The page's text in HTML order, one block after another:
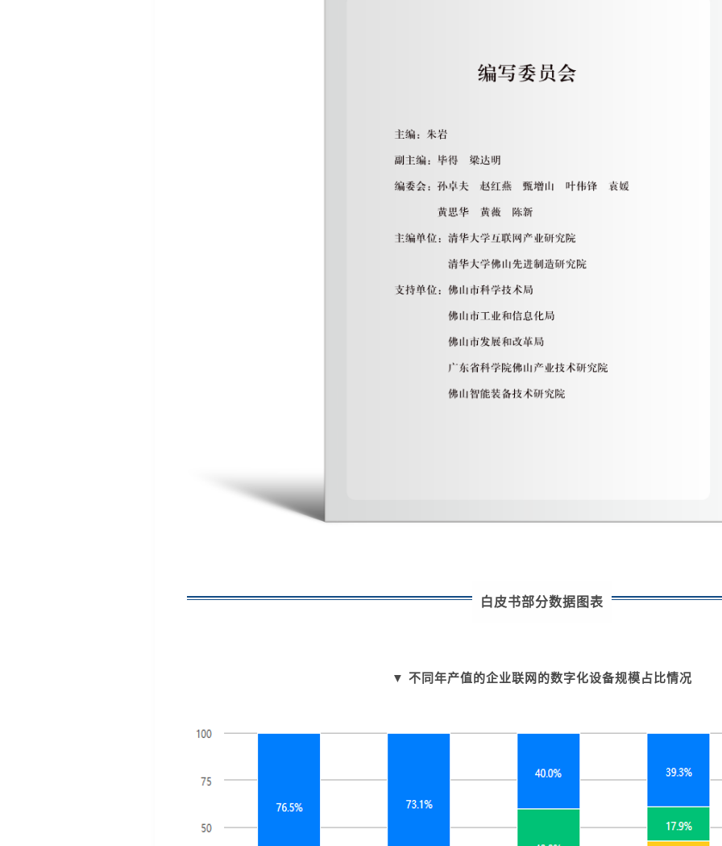
白皮书部分数据图表
▼ 不同年产值的企业联网的数字化设备规模占比情况